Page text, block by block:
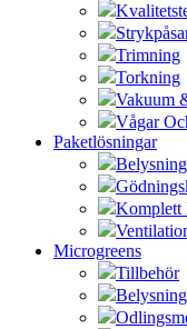
Trimning
Torkning
Vakuum
Vågar
Paketlösningar
Komplett
Microgreens
Tillbehör
Belysning